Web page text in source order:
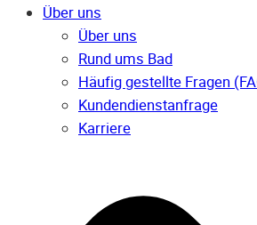
Über uns
Über uns
Rund ums Bad
Häufig gestellte Fragen
Kunden­dienst­anfrage
Karriere